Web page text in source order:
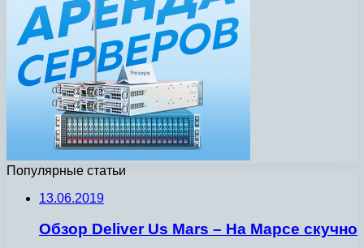
Популярные статьи
13.06.2019
Обзор Deliver Us Mars – На Марсе скучно